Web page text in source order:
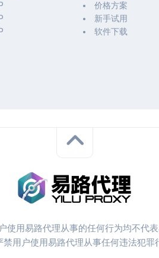
价格方案
新手试用
软件下载
使用易路代理从事的任何行为均不代
禁用户使用易路代理从事任何违法犯罪